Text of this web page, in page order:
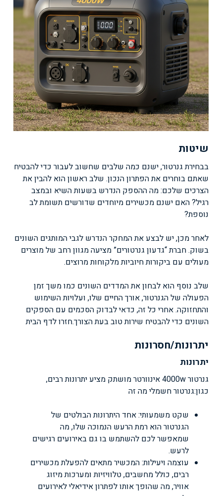
שיטות
בבחירת גנרטור, ישנם כמה שלבים שחשוב לעבור כדי להבטיח
שאתם בוחרים את הפתרון הנכון. שלב ראשון הוא להבין את
הצרכים שלכם: מה ההספק הנדרש בשעות השיא ובמצב
רגיל? האם ישנם מכשירים מיוחדים שדורשים תשומת לב
נוספת?
לאחר מכן, יש לבצע את המחקר הנדרש לגבי המותגים השונים
בשוק. חברת “גדעון גנרטורים” מציעה מגוון רחב של מוצרים
מעולים עם ביקורות חיוביות מלקוחות מרוצים.
שלב נוסף הוא לבחון את המדדים השונים כמו משך זמן
הפעולה של הגנרטור, אורך החיים שלו, ועלויות השימוש
והתחזוקה. אחרי כל זה, כדאי לבדוק הסכמים עם הספקים
השונים כדי להבטיח שירות טוב בעת הצורך.חזרו לדף הבית
יתרונות/חסרונות
יתרונות
גנרטור 4000w אינוורטר מושתק מציע יתרונות רבים,
כגון:גנרטור חשמלי מה זה
שקט משמעותי: אחד היתרונות הבולטים של
הגנרטור הוא רמת הרעש הנמוכה שלו, מה
שמאפשר לכם להשתמש בו גם באירועים רגישים
לרעש.
עוצמה ויעילות: המכשיר מתאים להפעלת מכשירים
רבים, כולל מחשבים, טלוויזיות ומערכות מיזוג
אוויר, מה שהופך אותו לפתרון אידיאלי לאירועים